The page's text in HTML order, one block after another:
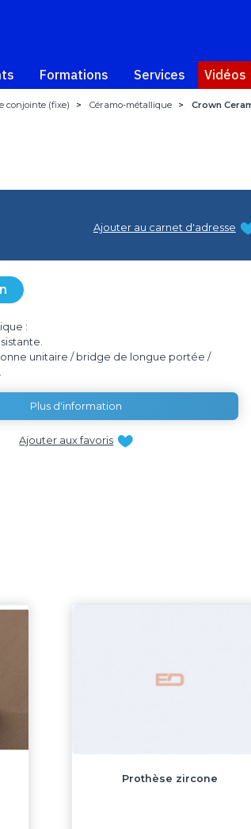
Formations Services Vidéos
conjointe (fixe) > Céramo-métallique > Crown
Ajouter au carnet d'adresse
:
unitaire / bridge de longue portée /
Plus d'information
Ajouter aux favoris
Prothèse zircone